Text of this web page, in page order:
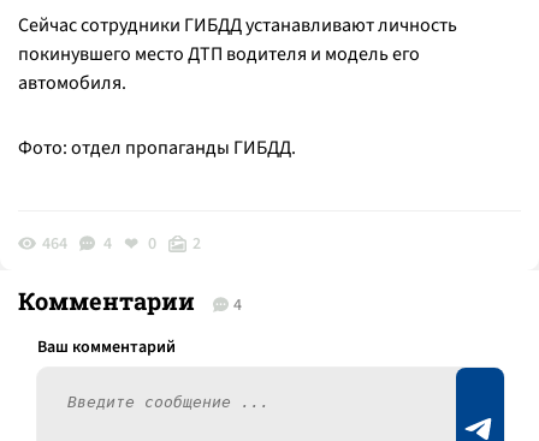
Сейчас сотрудники ГИБДД устанавливают личность
покинувшего место ДТП водителя и модель его
автомобиля.
Фото: отдел пропаганды ГИБДД.
464 4 0 2
Комментарии 4